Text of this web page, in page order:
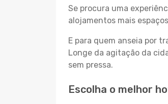
Se procura uma
alojamentos mais
E para quem anseia por
Longe da agitação da
sem pressa.
Escolha o melhor